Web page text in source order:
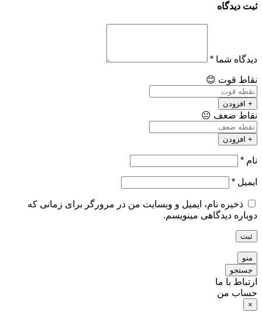
ثبت دیدگاه
دیدگاه شما *
نقاط قوت 😊
+ افزودن
نقاط ضعف 😐
+ افزودن
نام *
ایمیل *
ذخیره نام، ایمیل و وبسایت من در مرورگر برای زمانی که
دوباره دیدگاهی مینویسم.
ثبت
منو
جستجو
ارتباط با ما
حساب من
×